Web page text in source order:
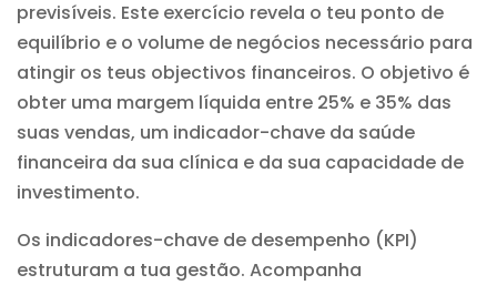
previsíveis. Este exercício revela o teu ponto de
equilíbrio e o volume de negócios necessário para
atingir os teus objectivos financeiros. O objetivo é
obter uma margem líquida entre 25% e 35% das
suas vendas, um indicador-chave da saúde
financeira da sua clínica e da sua capacidade de
investimento.
Os indicadores-chave de desempenho (KPI)
estruturam a tua gestão. Acompanha